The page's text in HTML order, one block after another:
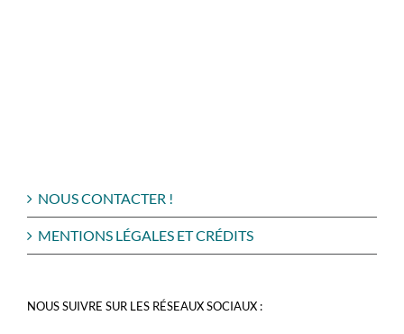
NOUS CONTACTER !
MENTIONS LÉGALES ET CRÉDITS
NOUS SUIVRE SUR LES RÉSEAUX SOCIAUX :